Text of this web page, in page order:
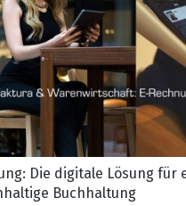
Die digitale Lösung für
Buchhaltung